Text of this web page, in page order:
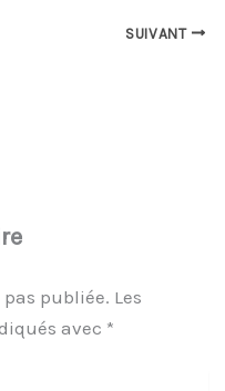
SUIVANT
pas publiée. Les
avec *